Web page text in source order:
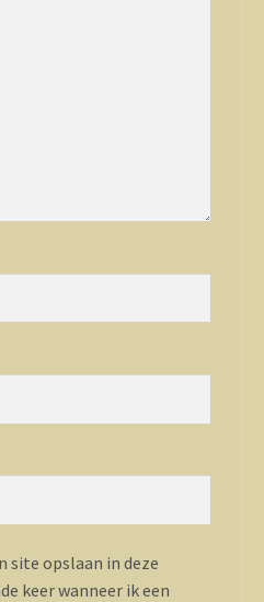
site opslaan in deze
keer wanneer ik een